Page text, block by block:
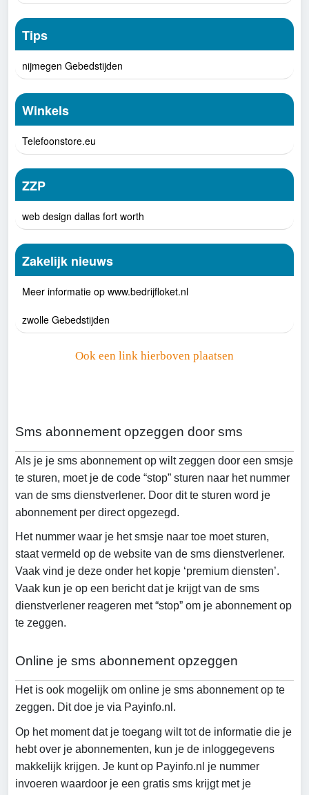
Tips
nijmegen Gebedstijden
Winkels
Telefoonstore.eu
ZZP
web design dallas fort worth
Zakelijk nieuws
Meer informatie op www.bedrijfloket.nl
zwolle Gebedstijden
Ook een link hierboven plaatsen
Sms abonnement opzeggen door sms
Als je je sms abonnement op wilt zeggen door een smsje
te sturen, moet je de code “stop” sturen naar het nummer
van de sms dienstverlener. Door dit te sturen word je
abonnement per direct opgezegd.
Het nummer waar je het smsje naar toe moet sturen,
staat vermeld op de website van de sms dienstverlener.
Vaak vind je deze onder het kopje ‘premium diensten’.
Vaak kun je op een bericht dat je krijgt van de sms
dienstverlener reageren met “stop” om je abonnement op
te zeggen.
Online je sms abonnement opzeggen
Het is ook mogelijk om online je sms abonnement op te
zeggen. Dit doe je via Payinfo.nl.
Op het moment dat je toegang wilt tot de informatie die je
hebt over je abonnementen, kun je de inloggegevens
makkelijk krijgen. Je kunt op Payinfo.nl je nummer
invoeren waardoor je een gratis sms krijgt met je